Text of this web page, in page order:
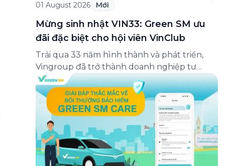
01 August 2026 Mới
Mừng sinh nhật VIN33: Green SM ưu
đãi đặc biệt cho hội viên VinClub
Trải qua 33 năm hình thành và phát triển,
Vingroup đã trở thành doanh nghiệp tư
nhân đa ngành lớn nhất Việt Nam, lọt Top 30
doanh nghiệp lớn nhất Đông Nam Á theo
bảng xếp hạng của Tạp chí Fortune (Mỹ).
Nhân kỷ niệm 33 năm thành lập (8/8/1993
đến 8/8/2026), Green SM trân […]